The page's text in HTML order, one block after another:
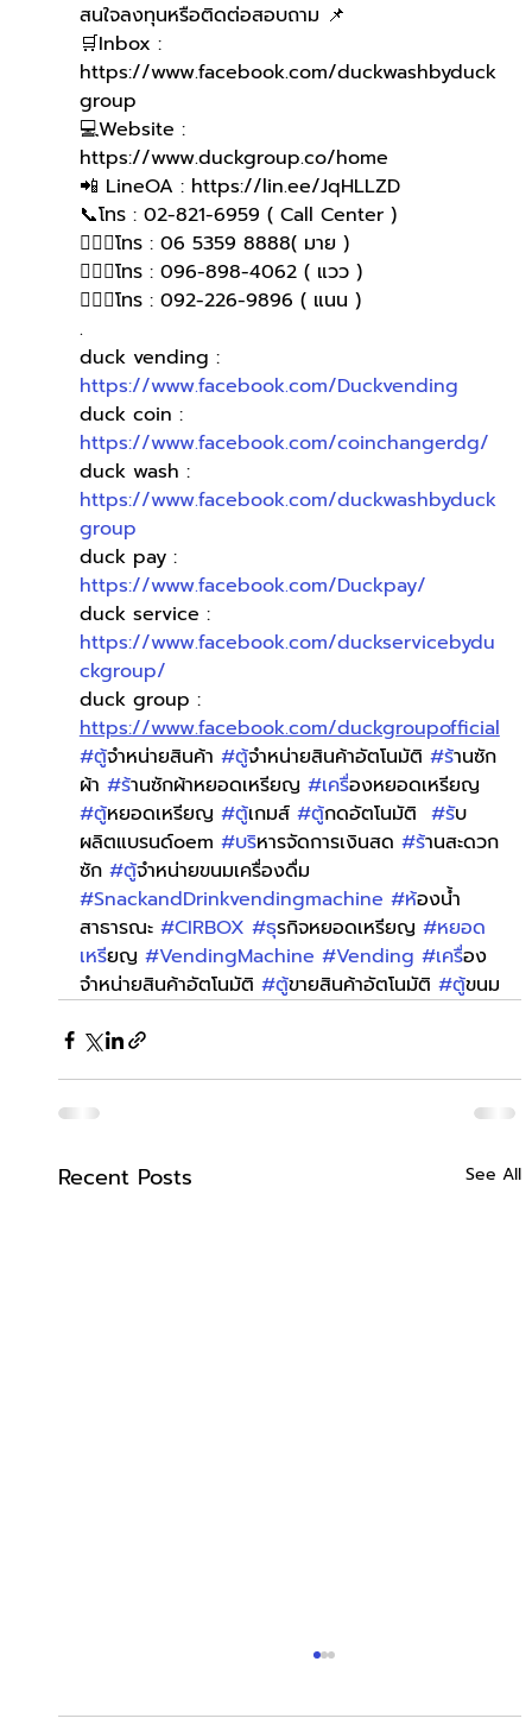
สนใจลงทุนหรือติดต่อสอบถาม 📌
🛒Inbox :
https://www.facebook.com/duckwashbyduck
group
💻Website :
https://www.duckgroup.co/home
📲 LineOA : https://lin.ee/JqHLLZD
📞โทร : 02-821-6959 ( Call Center )
🙋🏻‍♀️โทร : 06 5359 8888( มาย )
🙋🏻‍♀โทร : 096-898-4062 ( แวว )
🙋🏻‍♀️โทร : 092-226-9896 ( แนน )
.
duck vending :
https://www.facebook.com/Duckvending
duck coin :
https://www.facebook.com/coinchangerdg/
duck wash :
https://www.facebook.com/duckwashbyduck
group
duck pay :
https://www.facebook.com/Duckpay/
duck service :
https://www.facebook.com/duckservicebydu
ckgroup/
duck group :
https://www.facebook.com/duckgroupofficial
#ตู้จำหน่ายสินค้า #ตู้จำหน่ายสินค้าอัตโนมัติ #ร้านซัก
ผ้า #ร้านซักผ้าหยอดเหรียญ #เครื่องหยอดเหรียญ
#ตู้หยอดเหรียญ #ตู้เกมส์ #ตู้กดอัตโนมัติ #รับ
ผลิตแบรนด์oem #บริหารจัดการเงินสด #ร้านสะดวก
ซัก #ตู้จำหน่ายขนมเครื่องดื่ม
#SnackandDrinkvendingmachine #ห้องน้ำ
สาธารณะ #CIRBOX #ธุรกิจหยอดเหรียญ #หยอด
เหรียญ #VendingMachine #Vending #เครื่อง
จำหน่ายสินค้าอัตโนมัติ #ตู้ขายสินค้าอัตโนมัติ #ตู้ขนม
Recent Posts See All